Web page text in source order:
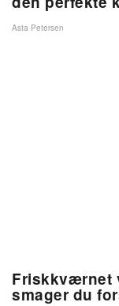
Asta Petersen
Friskkværnet
smager du